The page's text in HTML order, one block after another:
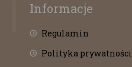
Informacje
Regulamin
Polityka prywatności